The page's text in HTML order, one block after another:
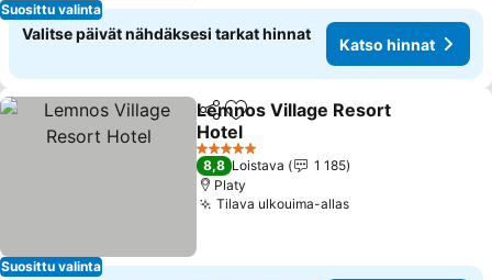
Suosittu valinta
Valitse päivät nähdäksesi tarkat hinnat
Katso hinnat
Suosittu valinta
Jaa Lisää suosikkeihin
Lemnos Village Resort
Hotel
5 Tähtiluokitus
8,8 Loistava
1 185
Platy
Tilava ulkouima-allas